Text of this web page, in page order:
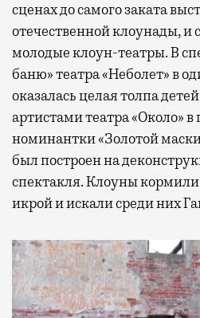
сценах до самого заката
отечественной клоунады, и
молодые клоун-театры. В
баню» театра «Неболет» в
оказалась целая толпа
артистами театра «Около» в
номинантки «Золотой
был построен на
спектакля. Клоуны
икрой и искали среди них